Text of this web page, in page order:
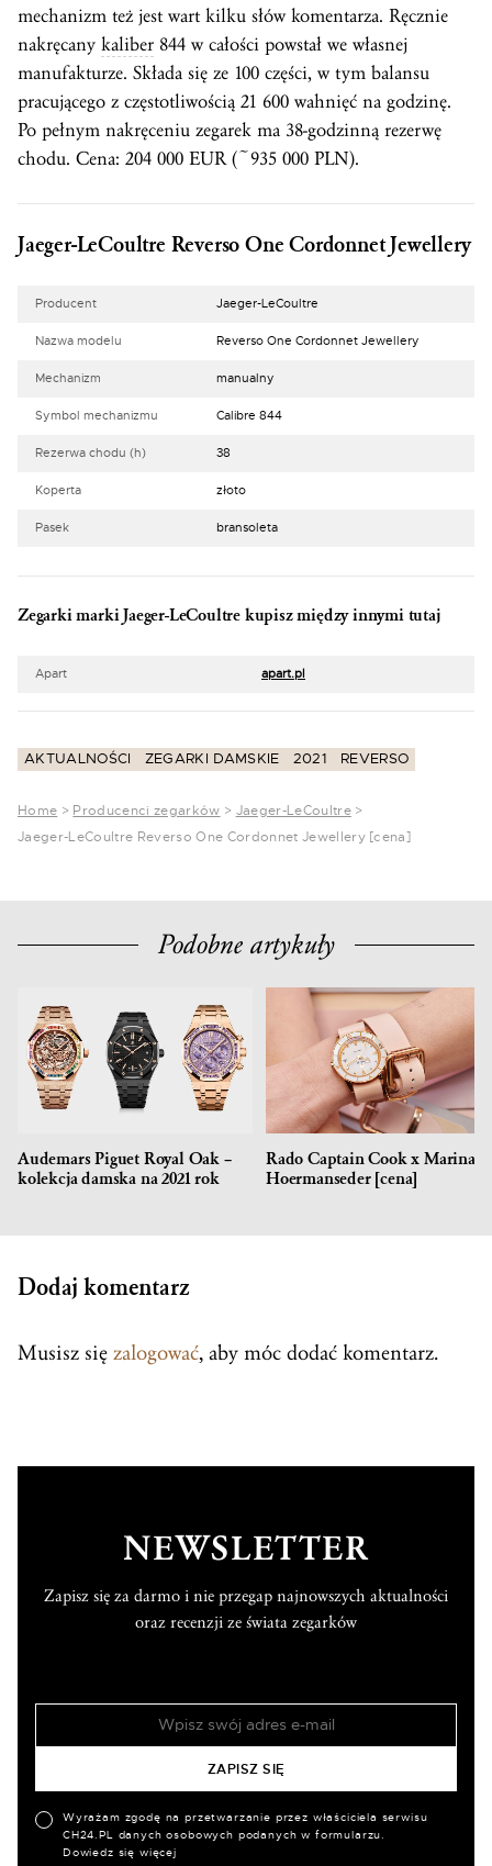
mechanizm też jest wart kilku słów komentarza. Ręcznie
nakręcany kaliber 844 w całości powstał we własnej
manufakturze. Składa się ze 100 części, w tym balansu
pracującego z częstotliwością 21 600 wahnięć na godzinę.
Po pełnym nakręceniu zegarek ma 38-godzinną rezerwę
chodu. Cena: 204 000 EUR (~935 000 PLN).
Jaeger-LeCoultre Reverso One Cordonnet Jewellery
Producent Jaeger-LeCoultre
Nazwa modelu Reverso One Cordonnet Jewellery
Mechanizm manualny
Symbol mechanizmu Calibre 844
Rezerwa chodu (h) 38
Koperta złoto
Pasek bransoleta
Zegarki marki Jaeger-LeCoultre kupisz między innymi tutaj
Apart apart.pl
AKTUALNOŚCI ZEGARKI DAMSKIE 2021 REVERSO
Home > Producenci zegarków > Jaeger-LeCoultre>
Jaeger-LeCoultre Reverso One Cordonnet Jewellery [cena]
Podobne artykuły
Audemars Piguet Royal Oak –
kolekcja damska na 2021 rok
Rado Captain Cook x Marina
Hoermanseder [cena]
Dodaj komentarz
Musisz się zalogować, aby móc dodać komentarz.
NEWSLETTER
Zapisz się za darmo i nie przegap najnowszych aktualności
oraz recenzji ze świata zegarków
Wyrażam zgodę na przetwarzanie przez właściciela serwisu
CH24.PL danych osobowych podanych w formularzu.
Dowiedz się więcej